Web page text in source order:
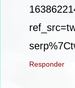
Responder